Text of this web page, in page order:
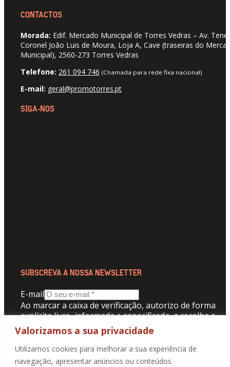
Valorizamos a sua privacidade
Utilizamos cookies para melhorar a sua experiência de
navegação, apresentar anúncios ou conteúdos
CONTACTOS
Morada: Edif. Mercado Municipal de Torres Vedras – Av.
Coronel João Luis de Moura, Loja A, Cave (traseiras do
Municipal), 2560-273 Torres Vedras
Telefone: 261 094 746 (Chamada para rede fixa nacional)
E-mail: geral@promotorres.pt
SIGA-NOS
SUBSCREVA A NOSSA NEWSLETTER
E-mail
Ao marcar a caixa de verificação, autorizo de forma
explícita livre, informada e especificada, a recolha e
tratamento dos meus dados pessoais para receber
comunicação da Promotorres:
Politica de Privacidade